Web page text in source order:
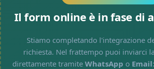
Il form online è in fase di
Stiamo completando l'integrazione
richiesta. Nel frattempo puoi inviarci
direttamente tramite WhatsApp o Email